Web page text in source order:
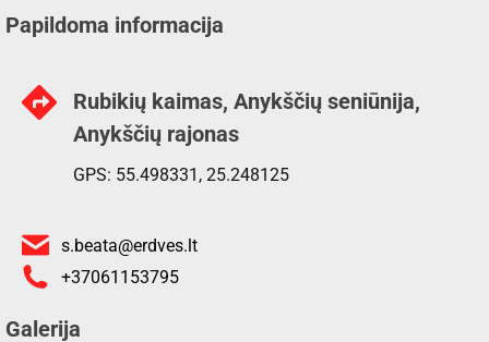
Papildoma informacija
Rubikių kaimas, Anykščių seniūnija,
Anykščių rajonas
GPS: 55.498331, 25.248125
s.beata@erdves.lt
+37061153795
Galerija